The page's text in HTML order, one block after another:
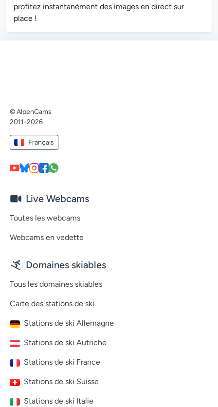
profitez instantanément des images en direct sur
place !
© AlpenCams
2011-2026
Français
Live Webcams
Toutes les webcams
Webcams en vedette
Domaines skiables
Tous les domaines skiables
Carte des stations de ski
Stations de ski Allemagne
Stations de ski Autriche
Stations de ski France
Stations de ski Suisse
Stations de ski Italie